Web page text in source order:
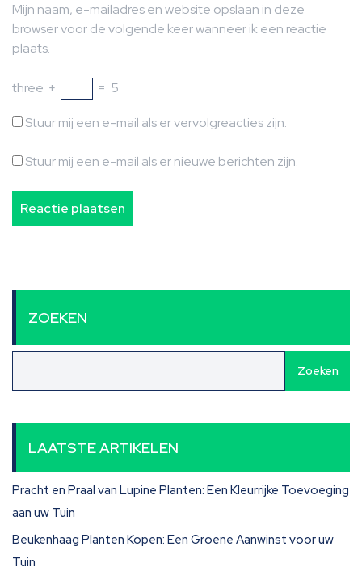
Mijn naam, e-mailadres en website opslaan in deze
browser voor de volgende keer wanneer ik een reactie
plaats.
three + = 5
Stuur mij een e-mail als er vervolgreacties zijn.
Stuur mij een e-mail als er nieuwe berichten zijn.
ZOEKEN
Zoeken
LAATSTE ARTIKELEN
Pracht en Praal van Lupine Planten: Een Kleurrijke Toevoeging
aan uw Tuin
Beukenhaag Planten Kopen: Een Groene Aanwinst voor uw
Tuin